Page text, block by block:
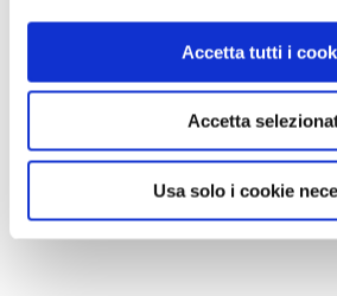
Accetta tutti i
Accetta
Usa solo i cookie